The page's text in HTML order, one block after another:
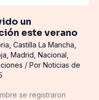
un
este verano
Castilla La Mancha
Madrid Nacional
/ Por Noticias de
se registraron